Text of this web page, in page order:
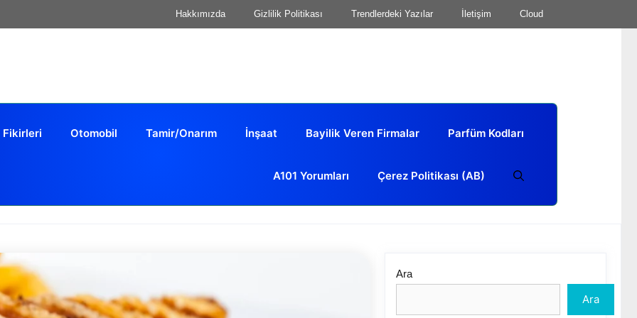
Hakkımızda Gizlilik Politikası Trendlerdeki Yazılar İletişim Cloud
Fikirleri Otomobil Tamir/Onarım İnşaat Bayilik Veren Firmalar Parfüm Kodları
A101 Yorumları Çerez Politikası (AB)
Ara
Ara